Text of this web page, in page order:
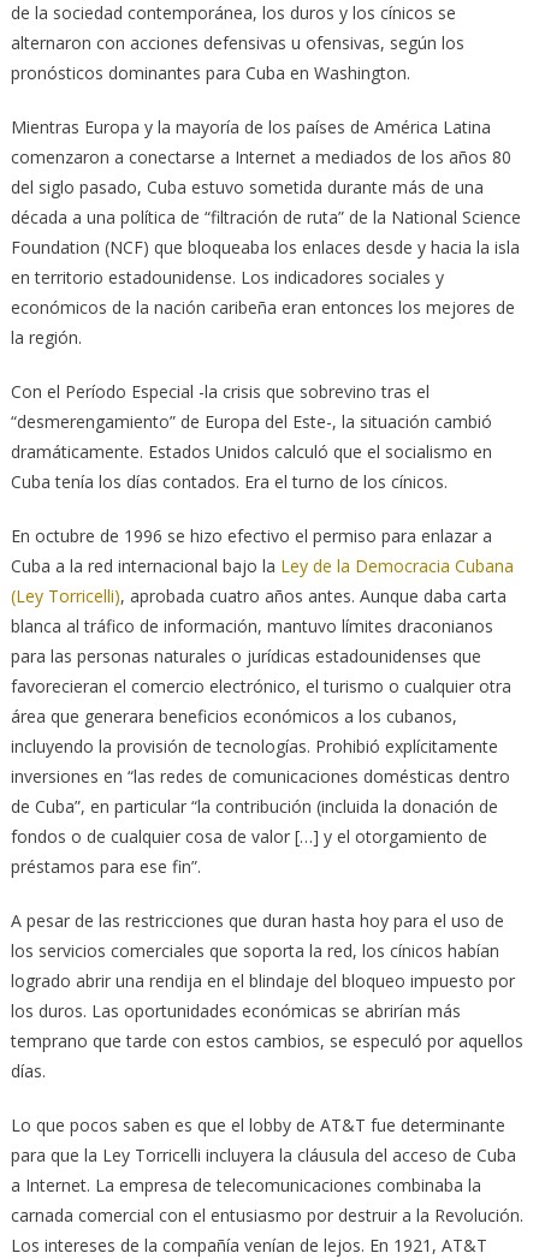
de la sociedad contemporánea, los duros y los cínicos se
alternaron con acciones defensivas u ofensivas, según los
pronósticos dominantes para Cuba en Washington.
Mientras Europa y la mayoría de los países de América Latina
comenzaron a conectarse a Internet a mediados de los años 80
del siglo pasado, Cuba estuvo sometida durante más de una
década a una política de “filtración de ruta” de la National Science
Foundation (NCF) que bloqueaba los enlaces desde y hacia la isla
en territorio estadounidense. Los indicadores sociales y
económicos de la nación caribeña eran entonces los mejores de
la región.
Con el Período Especial -la crisis que sobrevino tras el
“desmerengamiento” de Europa del Este-, la situación cambió
dramáticamente. Estados Unidos calculó que el socialismo en
Cuba tenía los días contados. Era el turno de los cínicos.
En octubre de 1996 se hizo efectivo el permiso para enlazar a
Cuba a la red internacional bajo la Ley de la Democracia Cubana
(Ley Torricelli), aprobada cuatro años antes. Aunque daba carta
blanca al tráfico de información, mantuvo límites draconianos
para las personas naturales o jurídicas estadounidenses que
favorecieran el comercio electrónico, el turismo o cualquier otra
área que generara beneficios económicos a los cubanos,
incluyendo la provisión de tecnologías. Prohibió explícitamente
inversiones en “las redes de comunicaciones domésticas dentro
de Cuba”, en particular “la contribución (incluida la donación de
fondos o de cualquier cosa de valor […] y el otorgamiento de
préstamos para ese fin”.
A pesar de las restricciones que duran hasta hoy para el uso de
los servicios comerciales que soporta la red, los cínicos habían
logrado abrir una rendija en el blindaje del bloqueo impuesto por
los duros. Las oportunidades económicas se abrirían más
temprano que tarde con estos cambios, se especuló por aquellos
días.
Lo que pocos saben es que el lobby de AT&T fue determinante
para que la Ley Torricelli incluyera la cláusula del acceso de Cuba
a Internet. La empresa de telecomunicaciones combinaba la
carnada comercial con el entusiasmo por destruir a la Revolución.
Los intereses de la compañía venían de lejos. En 1921, AT&T